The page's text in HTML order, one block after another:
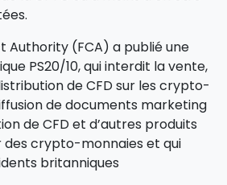
Authority (FCA) a publié une
PS20/10, qui interdit la vente,
de CFD sur les crypto-
de documents marketing
de CFD et d’autres produits
des crypto-monnaies et qui
britanniques